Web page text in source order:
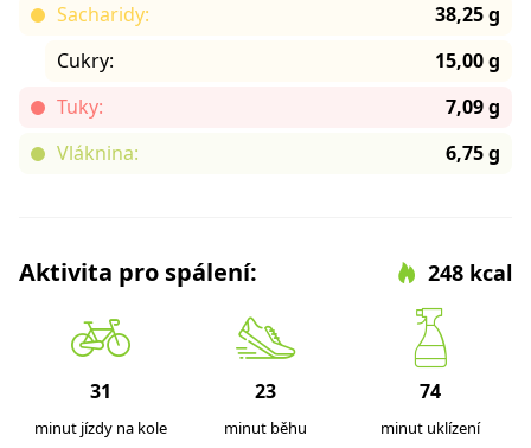
Sacharidy:
38,25 g
Cukry:
15,00 g
Tuky:
7,09 g
Vláknina:
6,75 g
Aktivita pro spálení: 248 kcal
31
minut jízdy na kole
23
minut běhu
74
minut uklízení